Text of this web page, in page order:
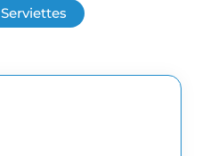
Serviettes